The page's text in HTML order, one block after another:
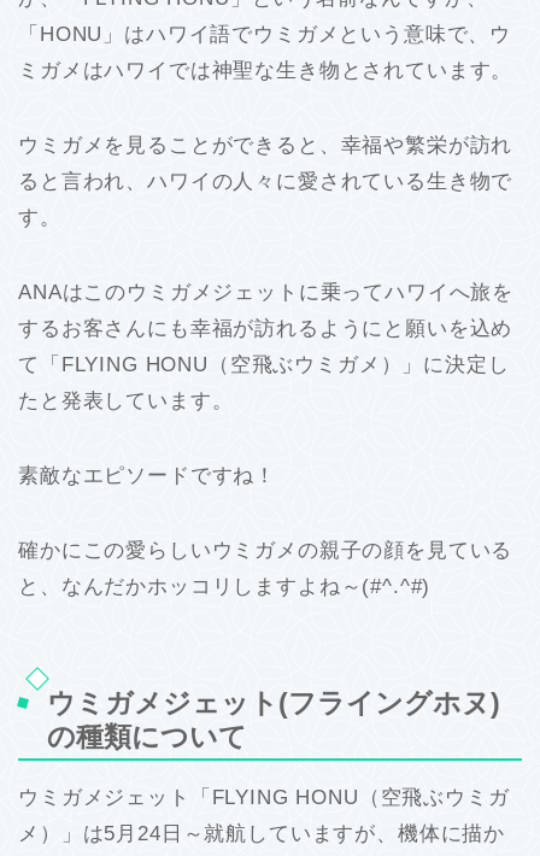
「HONU」はハワイ語でウミガメという意味で、ウ
ミガメはハワイでは神聖な生き物とされています。
ウミガメを見ることができると、幸福や繁栄が訪れ
ると言われ、ハワイの人々に愛されている生き物で
す。
ANAはこのウミガメジェットに乗ってハワイへ旅を
するお客さんにも幸福が訪れるようにと願いを込め
て「FLYING HONU（空飛ぶウミガメ）」に決定し
たと発表しています。
素敵なエピソードですね！
確かにこの愛らしいウミガメの親子の顔を見ている
と、なんだかホッコリしますよね～(#^.^#)
ウミガメジェット(フライングホヌ)
の種類について
ウミガメジェット「FLYING HONU（空飛ぶウミガ
メ）」は5月24日～就航していますが、機体に描か